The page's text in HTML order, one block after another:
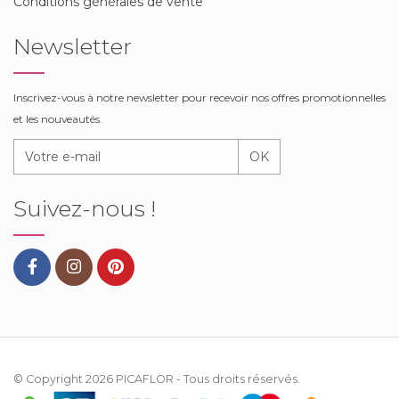
Newsletter
Inscrivez-vous à notre newsletter pour recevoir nos offres promotionnelles
et les nouveautés.
OK
Suivez-nous !
© Copyright 2026 PICAFLOR - Tous droits réservés.